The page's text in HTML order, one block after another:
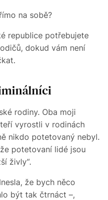
na sobě?
republice potřebujete
dokud vám není
rodiny. Oba moji
vyrostli v rodinách
nikdo potetovaný nebyl.
potetovaní lidé jsou
živly“.
že bych něco
být tak čtrnáct –,